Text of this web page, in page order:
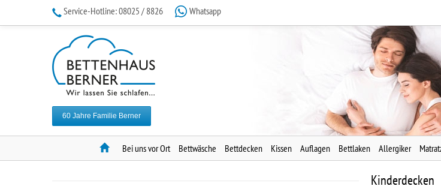
Service-Hotline:08025 / 8826 Whatsapp
60 Jahre Familie Berner
HomeBei uns vor Ort Bettwäsche Bettdecken Kissen Auflagen Bettlaken Allergiker
Kinderdecken